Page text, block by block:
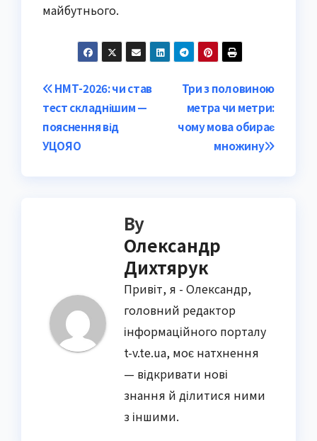
майбутнього.
Post
navigation
Три з половиною
метра чи метри:
чому мова обирає
множину
НМТ-2026: чи став
тест складнішим —
пояснення від
УЦОЯО
By
Олександр
Дихтярук
Привіт, я - Олександр,
головний редактор
інформаційного порталу
t-v.te.ua, моє натхнення
— відкривати нові
знання й ділитися ними
з іншими.